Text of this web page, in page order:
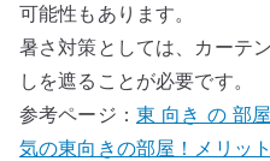
可能性もあります。
暑さ対策としては、カーテ
しを遮ることが必要です。
参考ページ： 東 向き の 部
気の東向きの部屋！メリッ